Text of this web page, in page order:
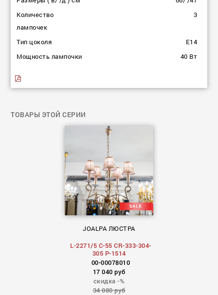
Количество
лампочек
3
Тип цоколя
E14
Мощность лампочки
40 Вт
ТОВАРЫ ЭТОЙ СЕРИИ
JOALPA ЛЮСТРА
L-2271/5 C-55 CR-333-304-
305 P-1514
00-00078010
17 040 руб
скидка -%
34 080 руб